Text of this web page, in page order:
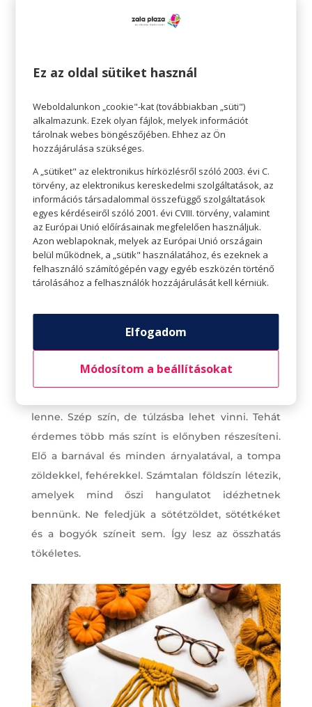
Hangulat – mindenhol
Nem olyan nehéz megváltoztatni lakása
hangulatát, mint gondolnánk. A központi
elemeken kívül a lakás többi pontján is
stratégiailag elhelyezett tárgyak, például képek,
díszek vagy gyertyák folyamatosan emlékeztetik
a tudatalattinkat az évszakra. Próbáljunk meg
olyan dolgokat kihelyezni, amelyek valamilyen
módon kapcsolódnak a természethez, el sem
hinnénk, mennyire befolyásolják a hangulatot.
Ha bármilyen évszaknak megfelelően kell
lenne. Szép szín, de túlzásba lehet vinni. Tehát
érdemes több más színt is előnyben részesíteni.
Elő a barnával és minden árnyalatával, a tompa
zöldekkel, fehérekkel. Számtalan földszín létezik,
amelyek mind őszi hangulatot idézhetnek
bennünk. Ne feledjük a sötétzöldet, sötétkéket
és a bogyók színeit sem. Így lesz az összhatás
tökéletes.
Ez az oldal sütiket használ
Weboldalunkon „cookie"-kat (továbbiakban „süti")
alkalmazunk. Ezek olyan fájlok, melyek információt
tárolnak webes böngészőjében. Ehhez az Ön
hozzájárulása szükséges.
A „sütiket" az elektronikus hírközlésről szóló 2003. évi C.
törvény, az elektronikus kereskedelmi szolgáltatások, az
információs társadalommal összefüggő szolgáltatások
egyes kérdéseiről szóló 2001. évi CVIII. törvény, valamint
az Európai Unió előírásainak megfelelően használjuk.
Azon weblapoknak, melyek az Európai Unió országain
belül működnek, a „sütik" használatához, és ezeknek a
felhasználó számítógépén vagy egyéb eszközén történő
tárolásához a felhasználók hozzájárulását kell kérniük.
Elfogadom
Módosítom a beállításokat